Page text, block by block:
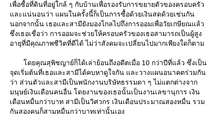
เพื่อซื้อที่ดินที่อยู่ใกล้ ๆ กับบ้านเพื่อรองรับการขยายตัวของครอบครัว
ละแน่นอนว่า แผนในครั้งนี้ก็เป็นการซื้อด้วยเงินสดด้วยเช่นกัน
นอกจากนั้น เธอและสามียังมองไกลไปถึงการออมเพื่อวัยเกษียณแล้ว
ซึ่งเธอเชื่อว่า การออมจะช่วยให้ครอบครัวของเธอสามารถเป็นผู้สูง
อายุที่มีคุณภาพชีวิตที่ดีได้ ไม่ว่าสังคมจะเปลี่ยนไปมากเพียงใดก็ตาม
ดยคุณสุพิชญาย์ก็ได้เล่าย้อนถึงอดีตเมื่อ 10 กว่าปีที่แล้ว ซึ่งเป็น
จุดเริ่มต้นที่เธอและสามีได้คบหาดูใจกัน และวางแผนอนาคตร่วมกัน
ว่า ส่วนตัวและสามีเป็นพนักงานบริษัทธรรมดา ๆ ไม่แตกต่างจาก
มนุษย์เงินเดือนคนอื่น โดยงานของเธอนั้นเป็นงานเลขานุการ เงิน
เดือนหมื่นกว่าบาท สามีเป็นวิศวกร เงินเดือนประมาณสองหมื่น รวม
กันสองคนก็สามหมื่นกว่าบาทเท่านั้นเอง